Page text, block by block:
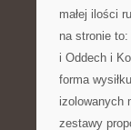
małej ilości
na stronie to:
i Oddech i
forma
izolowanych
zestawy